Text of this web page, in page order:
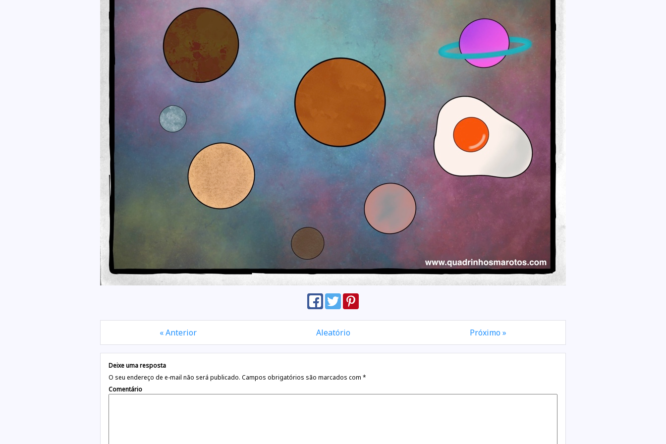
« Anterior Aleatório Próximo »
Deixe uma resposta
O seu endereço de e-mail não será publicado. Campos obrigatórios são marcados com *
Comentário